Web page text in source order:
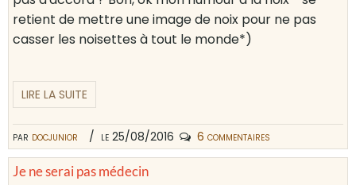
par docjunior le 25/08/2016 6 commentaires
retient de mettre une image de noix pour ne pas
casser les noisettes à tout le monde*)
LIRE LA SUITE
Je ne serai pas médecin